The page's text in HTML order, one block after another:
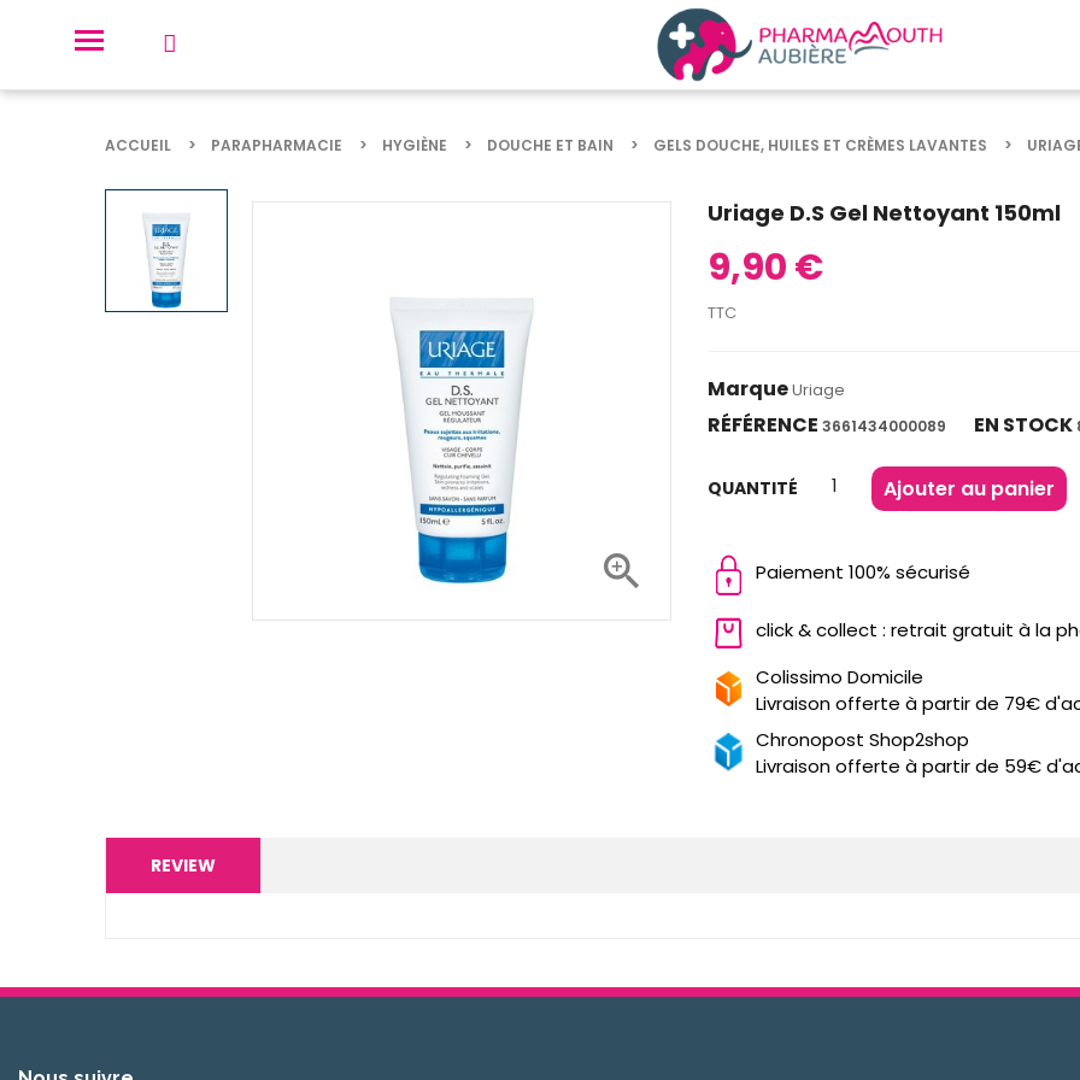
ACCUEIL PARAPHARMACIE HYGIÈNE DOUCHE ET BAIN GELS DOUCHE, HUILES ET CRÈMES LAVANTES

Uriage D.S Gel Nettoyant 150ml
9,90 €
TTC
MarqueUriage
RÉFÉRENCE 3661434000089 EN STOCK
QUANTITÉ Ajouter au panier
Paiement 100% sécurisé
click & collect : retrait gratuit à la
Colissimo Domicile
Livraison offerte à partir de 79€
Chronopost Shop2shop
Livraison offerte à partir de 59€
REVIEW